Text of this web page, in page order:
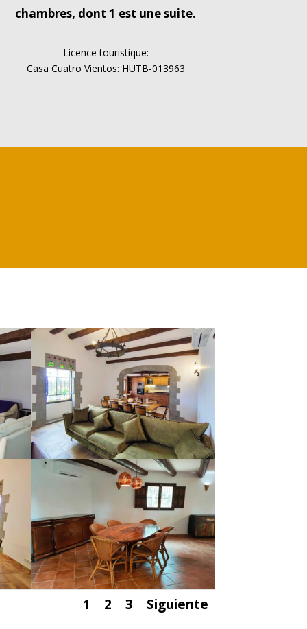
chambres, dont 1 est une suite.
Licence touristique:
Casa Cuatro Vientos: HUTB-013963
1 2 3 Siguiente